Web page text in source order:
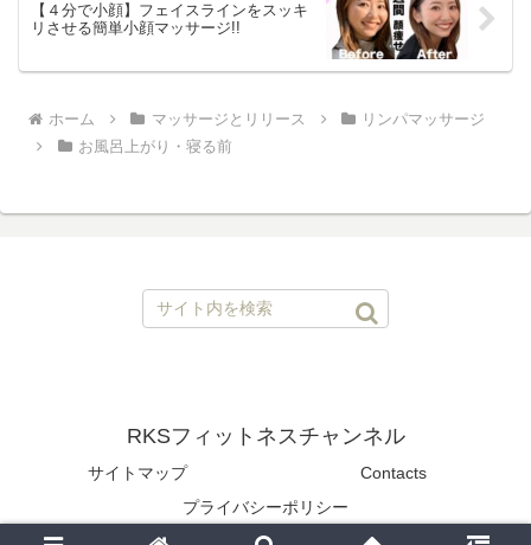
【４分で小顔】フェイスラインをスッキ
リさせる簡単小顔マッサージ!!
ホーム マッサージとリリース
リンパマッサージ
お風呂上がり・寝る前
RKSフィットネスチャンネル
サイトマップ
Contacts
プライバシーポリシー